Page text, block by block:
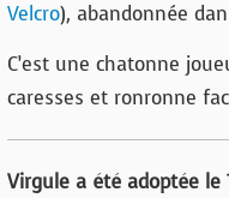
Velcro), abandonnée
C’est une chatonne
caresses et ronronne
Virgule a été adoptée le